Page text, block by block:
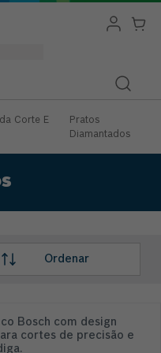
Corte E
Pratos
Diamantados
Bosch com design
cortes de precisão e